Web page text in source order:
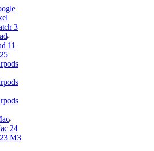
3
11
24
M3